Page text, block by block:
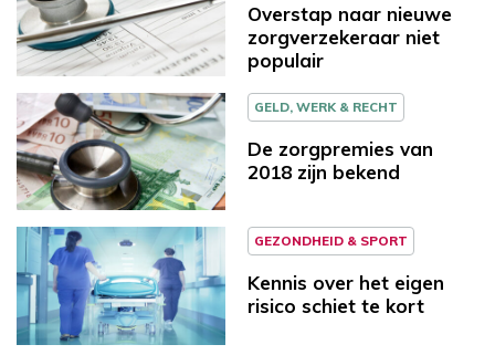
Overstap naar nieuwe
zorgverzekeraar niet
populair
GELD, WERK & RECHT
De zorgpremies van
2018 zijn bekend
GEZONDHEID & SPORT
Kennis over het eigen
risico schiet te kort